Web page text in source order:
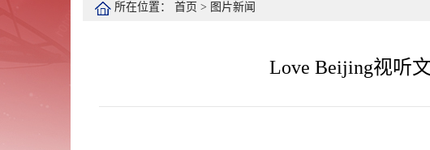
所在位置： 首页 > 图片新闻
Love Beijing视听